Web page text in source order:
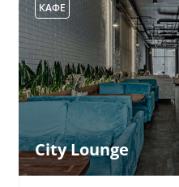
КАФЕ
City Lounge